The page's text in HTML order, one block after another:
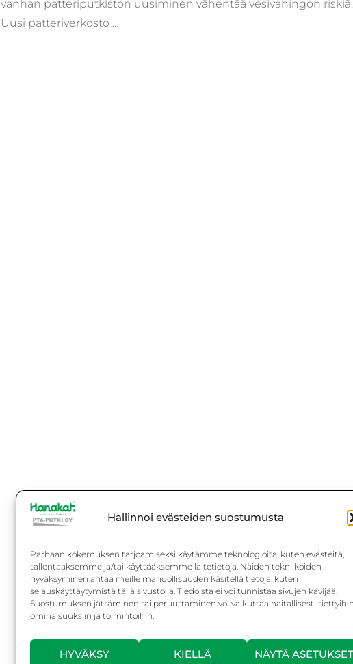
Hallinnoi evästeiden suostumusta
Parhaan kokemuksen tarjoamiseksi käytämme teknologioita, kuten evästeitä,
tallentaaksemme ja/tai käyttääksemme laitetietoja. Näiden tekniikoiden
hyväksyminen antaa meille mahdollisuuden käsitellä tietoja, kuten
selauskäyttäytymistä tällä sivustolla. Tiedoista ei voi tunnistaa sivujen kävijää.
Suostumuksen jättäminen tai peruuttaminen voi vaikuttaa haitallisesti tiettyihin
ominaisuuksiin ja toimintoihin.
HYVÄKSY KIELLÄ NÄYTÄ ASETUKSET
vanhan patteriputkiston uusiminen vähentää vesivahingon riskiä.
Uusi patteriverkosto …